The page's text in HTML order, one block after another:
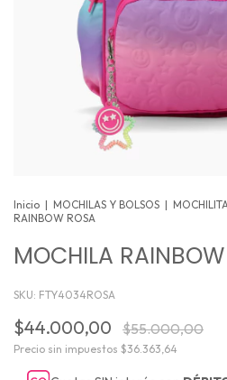
Inicio | MOCHILAS Y BOLSOS |
RAINBOW ROSA
MOCHILA
SKU: FTY4034ROSA
$44.000,00 $55.000,00
Precio sin impuestos $36.363,64